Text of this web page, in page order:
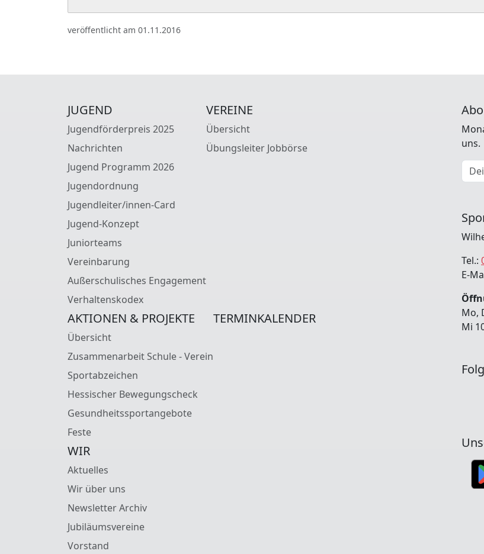
veröffentlicht am 01.11.2016
JUGEND
Jugendförderpreis 2025
Nachrichten
Jugend Programm 2026
Jugendordnung
Jugendleiter/innen-Card
Jugend-Konzept
Juniorteams
Vereinbarung
Außerschulisches Engagement
Verhaltenskodex
VEREINE
Übersicht
Übungsleiter Jobbörse
AKTIONEN & PROJEKTE
Übersicht
Zusammenarbeit Schule - Verein
Sportabzeichen
Hessischer Bewegungscheck
Gesundheitssportangebote
Feste
TERMINKALENDER
WIR
Aktuelles
Wir über uns
Newsletter Archiv
Jubiläumsvereine
Vorstand
uns.
E-
Tel.:
E-
Mo,
Mi